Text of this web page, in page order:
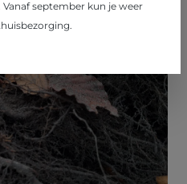
september kun je weer